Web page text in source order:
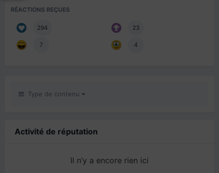
RÉACTIONS REÇUES
294 23
7 4
Type de contenu
Activité de réputation
Il n’y a encore rien ici